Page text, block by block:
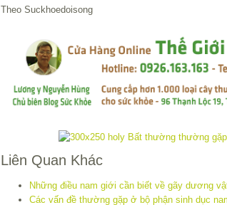
Theo Suckhoedoisong
Liên Quan Khác
Những điều nam giới cần biết về gãy dương
Các vấn đề thường gặp ở bộ phận sinh dục